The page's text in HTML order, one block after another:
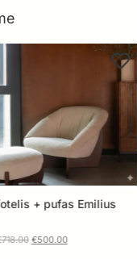
fotelis MILDA
Nuo